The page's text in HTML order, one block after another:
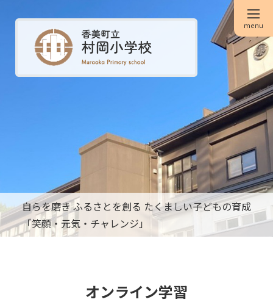
menu
自らを磨き ふるさとを創る たくましい子どもの育成
「笑顔・元気・チャレンジ」
オンライン学習